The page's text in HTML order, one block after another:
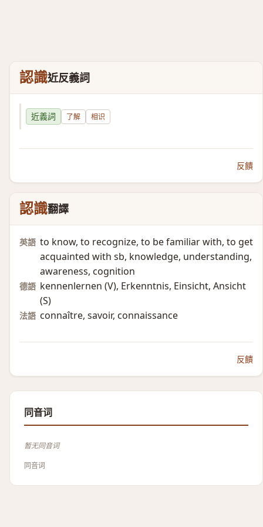
認識近反義詞
近義詞 了解 相识
反饋
認識翻譯
英語 to know, to recognize, to be familiar with, to get
acquainted with sb, knowledge, understanding,
awareness, cognition
德語 kennenlernen (V)​, Erkenntnis, Einsicht, Ansicht
(S)​
法語 connaître, savoir, connaissance
反饋
同音词
暂无同音词
同音词